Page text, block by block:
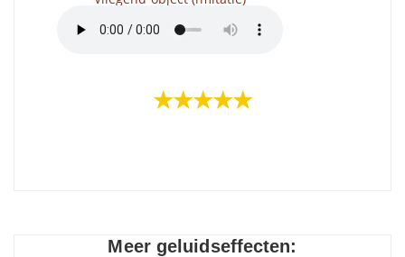
★★★★★
Meer geluidseffecten: